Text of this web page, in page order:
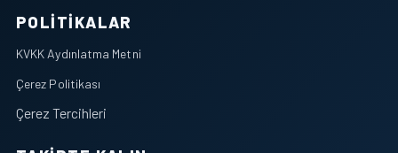
POLITIKALAR
KVKK Aydınlatma Metni
Çerez Politikası
Çerez Tercihleri